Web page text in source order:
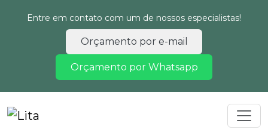
Entre em contato com um de nossos especialistas!
Orçamento por e-mail
Orçamento por Whatsapp